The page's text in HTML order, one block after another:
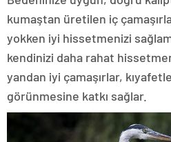
kumaştan üretilen iç
yokken iyi hissetmenizi
kendinizi daha rahat
yandan iyi çamaşırlar,
görünmesine katkı sağlar.